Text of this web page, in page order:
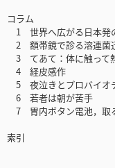
コラム
1 世界へ広がる日本発
2 額帯鏡で診る溶連菌
3 てあて：体に触って
4 経皮感作
5 夜泣きとプロバイオ
6 若者は朝が苦手
7 胃内ボタン電池，取
索引